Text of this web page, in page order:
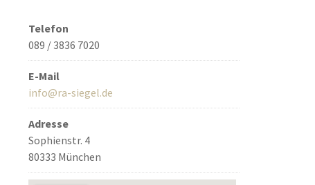
Telefon
089 / 3836 7020
E-Mail
info@ra-siegel.de
Adresse
Sophienstr. 4
80333 München